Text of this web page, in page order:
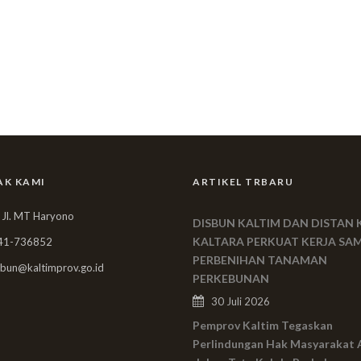
KAMI
MT Haryono
736852
ARTIKEL TRBARU
DISBUN KALTIM DAN DISTAN
KALTARA PERKUAT KERJA
PERBENIHAN TANAMAN
PERKEBUNAN
30 Juli 2026
Pemprov Kaltim Tegaskan
Perlindungan Hak Masyarakat